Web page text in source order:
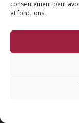
consentement peut
et fonctions.
53 Bis Rue